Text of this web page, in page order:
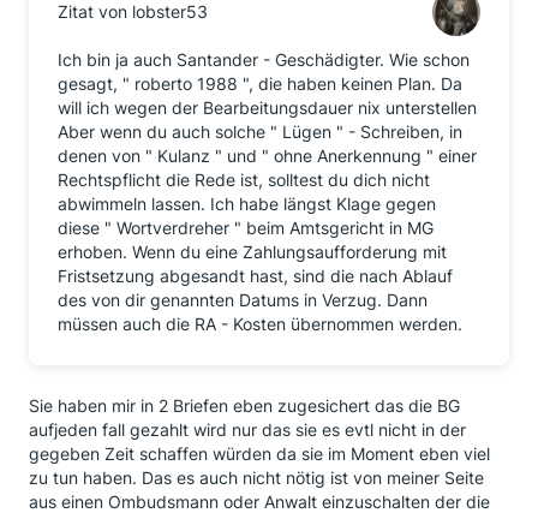
Zitat von lobster53
Ich bin ja auch Santander - Geschädigter. Wie schon
gesagt, " roberto 1988 ", die haben keinen Plan. Da
will ich wegen der Bearbeitungsdauer nix unterstellen
Aber wenn du auch solche " Lügen " - Schreiben, in
denen von " Kulanz " und " ohne Anerkennung " einer
Rechtspflicht die Rede ist, solltest du dich nicht
abwimmeln lassen. Ich habe längst Klage gegen
diese " Wortverdreher " beim Amtsgericht in MG
erhoben. Wenn du eine Zahlungsaufforderung mit
Fristsetzung abgesandt hast, sind die nach Ablauf
des von dir genannten Datums in Verzug. Dann
müssen auch die RA - Kosten übernommen werden.
Sie haben mir in 2 Briefen eben zugesichert das die BG
aufjeden fall gezahlt wird nur das sie es evtl nicht in der
gegeben Zeit schaffen würden da sie im Moment eben viel
zu tun haben. Das es auch nicht nötig ist von meiner Seite
aus einen Ombudsmann oder Anwalt einzuschalten der die